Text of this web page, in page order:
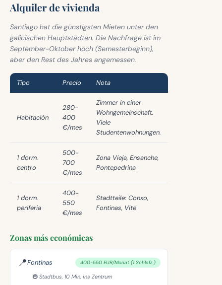
Alquiler de vivienda
Santiago hat die günstigsten Mieten unter den
galicischen Hauptstädten. Die Nachfrage ist im
September-Oktober hoch (Semesterbeginn),
aber den Rest des Jahres angemessen.
Tipo Precio Nota
Habitación
280-
400
€/mes
Zimmer in einer
Wohngemeinschaft.
Viele
Studentenwohnungen.
1 dorm.
centro
500-
700
€/mes
Zona Vieja, Ensanche,
Pontepedrina
1 dorm.
periferia
400-
550
€/mes
Stadtteile: Conxo,
Fontinas, Vite
Zonas más económicas
📍Fontinas 400-550 EUR/Monat (1 Schlafz.)
🚇 Stadtbus, 10 Min. ins Zentrum